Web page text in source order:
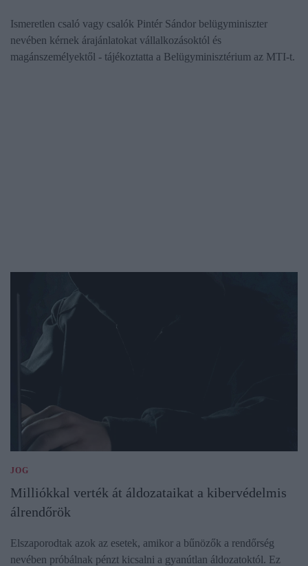
Ismeretlen csaló vagy csalók Pintér Sándor belügyminiszter
nevében kérnek árajánlatokat vállalkozásoktól és
magánszemélyektől - tájékoztatta a Belügyminisztérium az MTI-t.
JOG
Milliókkal verték át áldozataikat a kibervédelmis
álrendőrök
Elszaporodtak azok az esetek, amikor a bűnözők a rendőrség
nevében próbálnak pénzt kicsalni a gyanútlan áldozatoktól. Ez